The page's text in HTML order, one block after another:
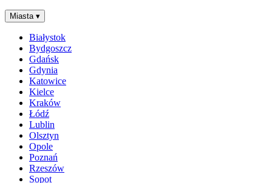
Miasta ▾
Białystok
Bydgoszcz
Gdańsk
Gdynia
Katowice
Kielce
Kraków
Łódź
Lublin
Olsztyn
Opole
Poznań
Rzeszów
Sopot